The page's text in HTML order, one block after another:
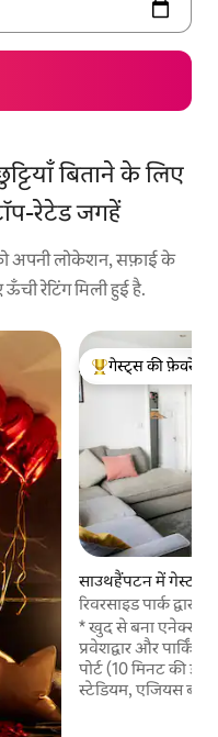
बिताने के लिए
रेटेड जगहें
अपनी लोकेशन, सफ़ाई के
रेटिंग मिली हुई है.
गेस्ट्स का टॉप फ़ेवरेट
गेस्ट्स की फ़ेवरेट
साउथहैंपटन में
रिवरसाइड पार्क
* खुद से बना एनेक्सी
प्रवेशद्वार और
पोर्ट (10 मिनट की
स्टेडियम, एजियस